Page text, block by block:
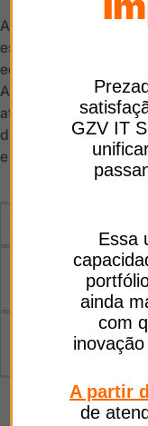
Alugar um tablet
escalabilidade e
equipamentos de
Ao alugar, você tem
atualizados sem
disso, a locação
e depreciação.
Como
de tablet?
Como
a GZV?
GZV IT
Essa
ainda
com
A partir
de